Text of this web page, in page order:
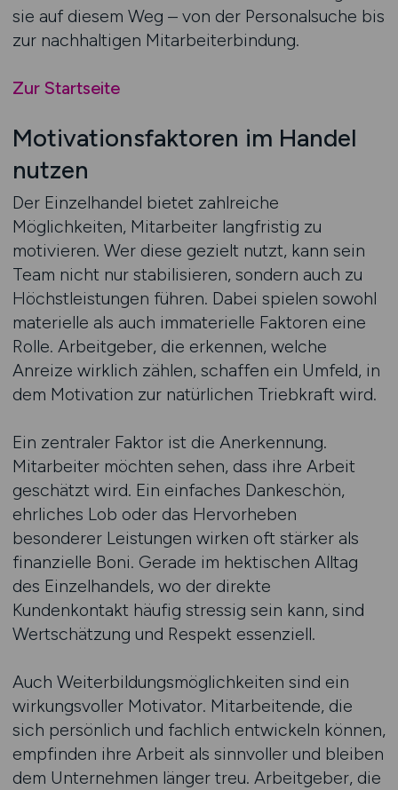
sie auf diesem Weg – von der Personalsuche bis
zur nachhaltigen Mitarbeiterbindung.
Zur Startseite
Motivationsfaktoren im Handel
nutzen
Der Einzelhandel bietet zahlreiche
Möglichkeiten, Mitarbeiter langfristig zu
motivieren. Wer diese gezielt nutzt, kann sein
Team nicht nur stabilisieren, sondern auch zu
Höchstleistungen führen. Dabei spielen sowohl
materielle als auch immaterielle Faktoren eine
Rolle. Arbeitgeber, die erkennen, welche
Anreize wirklich zählen, schaffen ein Umfeld, in
dem Motivation zur natürlichen Triebkraft wird.
Ein zentraler Faktor ist die Anerkennung.
Mitarbeiter möchten sehen, dass ihre Arbeit
geschätzt wird. Ein einfaches Dankeschön,
ehrliches Lob oder das Hervorheben
besonderer Leistungen wirken oft stärker als
finanzielle Boni. Gerade im hektischen Alltag
des Einzelhandels, wo der direkte
Kundenkontakt häufig stressig sein kann, sind
Wertschätzung und Respekt essenziell.
Auch Weiterbildungsmöglichkeiten sind ein
wirkungsvoller Motivator. Mitarbeitende, die
sich persönlich und fachlich entwickeln können,
empfinden ihre Arbeit als sinnvoller und bleiben
dem Unternehmen länger treu. Arbeitgeber, die